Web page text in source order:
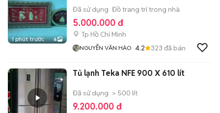
1 phút trước 6
Đã sử dụng Đồ trang trí trong nhà
5.000.000 đ
Tp Hồ Chí Minh
NGUYỄN VĂN HÀO 4.2 323 đã bán
Tủ lạnh Teka NFE 900 X 610 lít
Đã sử dụng > 500 lít
9.200.000 đ